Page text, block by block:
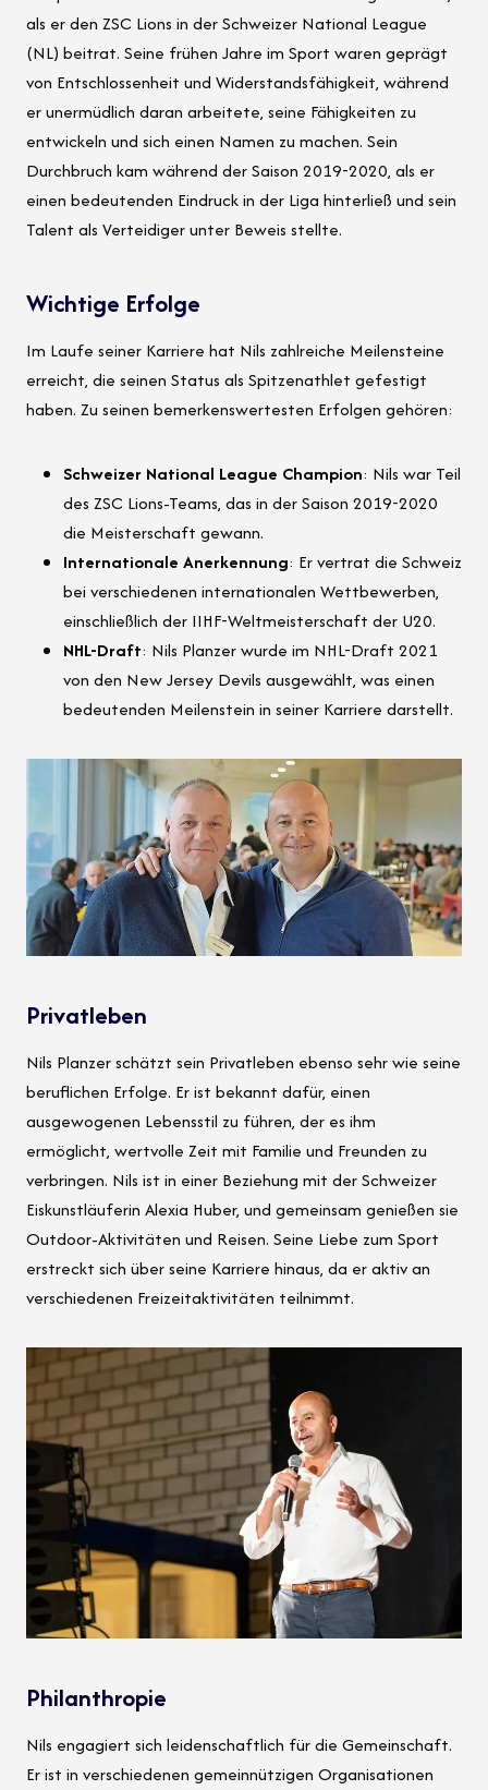
als er den ZSC Lions in der Schweizer National League
(NL) beitrat. Seine frühen Jahre im Sport waren geprägt
von Entschlossenheit und Widerstandsfähigkeit, während
er unermüdlich daran arbeitete, seine Fähigkeiten zu
entwickeln und sich einen Namen zu machen. Sein
Durchbruch kam während der Saison 2019-2020, als er
einen bedeutenden Eindruck in der Liga hinterließ und sein
Talent als Verteidiger unter Beweis stellte.
Wichtige Erfolge
Im Laufe seiner Karriere hat Nils zahlreiche Meilensteine
erreicht, die seinen Status als Spitzenathlet gefestigt
haben. Zu seinen bemerkenswertesten Erfolgen gehören:
Schweizer National League Champion: Nils war Teil
des ZSC Lions-Teams, das in der Saison 2019-2020
die Meisterschaft gewann.
Internationale Anerkennung: Er vertrat die Schweiz
bei verschiedenen internationalen Wettbewerben,
einschließlich der IIHF-Weltmeisterschaft der U20.
NHL-Draft: Nils Planzer wurde im NHL-Draft 2021
von den New Jersey Devils ausgewählt, was einen
bedeutenden Meilenstein in seiner Karriere darstellt.
Privatleben
Nils Planzer schätzt sein Privatleben ebenso sehr wie seine
beruflichen Erfolge. Er ist bekannt dafür, einen
ausgewogenen Lebensstil zu führen, der es ihm
ermöglicht, wertvolle Zeit mit Familie und Freunden zu
verbringen. Nils ist in einer Beziehung mit der Schweizer
Eiskunstläuferin Alexia Huber, und gemeinsam genießen sie
Outdoor-Aktivitäten und Reisen. Seine Liebe zum Sport
erstreckt sich über seine Karriere hinaus, da er aktiv an
verschiedenen Freizeitaktivitäten teilnimmt.
Philanthropie
Nils engagiert sich leidenschaftlich für die Gemeinschaft.
Er ist in verschiedenen gemeinnützigen Organisationen